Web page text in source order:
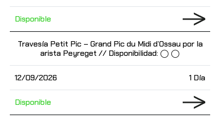
Disponible
12/09/2026
Travesía Petit Pic – Grand Pic du Midi d’Ossau por la
arista Peyreget // Disponibilidad: ◯ ◯
1 Día
Disponible